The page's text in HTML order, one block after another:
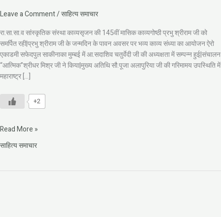
Leave a Comment/साहित्य समाचार
रा.सा.सा.व सांस्कृतिक संस्था काव्यसृजन की 145वीं मासिक काव्यगोष्ठी प्रभु श्रीराम जी को
समर्पित रही|प्रभु श्रीराम जी के जन्मदिन के पावन अवसर पर भव्य काव्य संध्या का आयोजन ऐरो
एकाडमी सफेदपुल साकीनाका मुम्बई में आ.सदाशिव चतुर्वेदी जी की अध्यक्षता में सम्पन्न हुई|संचालन
“आत्मिक”श्रीधर मिश्र जी ने किया|मुख्य अतिथि सौ.पूजा अलापुरिया जी की गरिमामय उपस्थिति में
महाराष्ट्र […]
+2
Read More »
साहित्य समाचार